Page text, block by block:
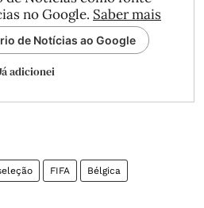
no Google. Saber mais
de Notícias ao Google
adicionei
FIFA Bélgica